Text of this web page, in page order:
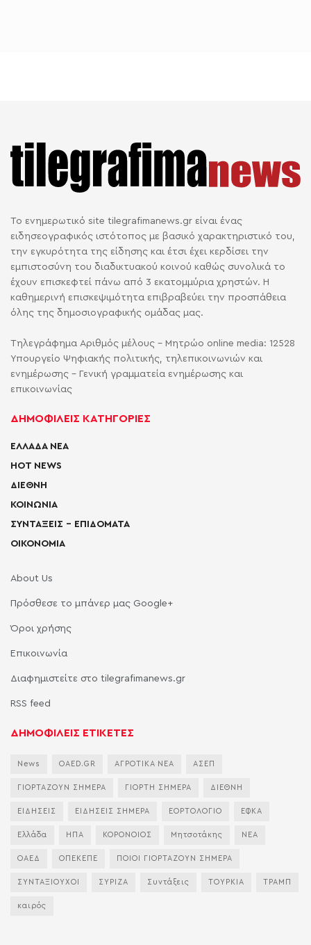
Το ενημερωτικό site tilegrafimanews.gr είναι ένας
ειδησεογραφικός ιστότοπος με βασικό χαρακτηριστικό του,
την εγκυρότητα της είδησης και έτσι έχει κερδίσει την
εμπιστοσύνη του διαδικτυακού κοινού καθώς συνολικά το
έχουν επισκεφτεί πάνω από 3 εκατομμύρια χρηστών. Η
καθημερινή επισκεψιμότητα επιβραβεύει την προσπάθεια
όλης της δημοσιογραφικής ομάδας μας.
Τηλεγράφημα Αριθμός μέλους - Μητρώο online media: 12528
Υπουργείο Ψηφιακής πολιτικής, τηλεπικοινωνιών και
ενημέρωσης - Γενική γραμματεία ενημέρωσης και
επικοινωνίας
ΔΗΜΟΦΙΛΕΙΣ ΚΑΤΗΓΟΡΙΕΣ
ΕΛΛΑΔΑ ΝΕΑ
HOT NEWS
ΔΙΕΘΝΗ
ΚΟΙΝΩΝΙΑ
ΣΥΝΤΑΞΕΙΣ – ΕΠΙΔΟΜΑΤΑ
ΟΙΚΟΝΟΜΙΑ
About Us
Πρόσθεσε το μπάνερ μας Google+
Όροι χρήσης
Επικοινωνία
Διαφημιστείτε στο tilegrafimanews.gr
RSS feed
ΔΗΜΟΦΙΛΕΙΣ ΕΤΙΚΕΤΕΣ
News OAED.GR ΑΓΡΟΤΙΚΑ ΝΕΑ ΑΣΕΠ
ΓΙΟΡΤΑΖΟΥΝ ΣΗΜΕΡΑ ΓΙΟΡΤΗ ΣΗΜΕΡΑ ΔΙΕΘΝΗ
ΕΙΔΗΣΕΙΣ ΕΙΔΗΣΕΙΣ ΣΗΜΕΡΑ ΕΟΡΤΟΛΟΓΙΟ ΕΦΚΑ
Ελλάδα ΗΠΑ ΚΟΡΟΝΟΙΟΣ Μητσοτάκης ΝΕΑ
ΟΑΕΔ ΟΠΕΚΕΠΕ ΠΟΙΟΙ ΓΙΟΡΤΑΖΟΥΝ ΣΗΜΕΡΑ
ΣΥΝΤΑΞΙΟΥΧΟΙ ΣΥΡΙΖΑ Συντάξεις ΤΟΥΡΚΙΑ ΤΡΑΜΠ
καιρός